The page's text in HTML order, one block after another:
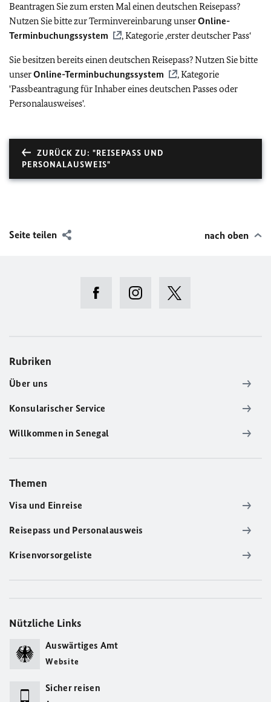
Beantragen Sie zum ersten Mal einen deutschen Reisepass?
Nutzen Sie bitte zur Terminvereinbarung unserOnline-
Terminbuchungssystem
, Kategorie ‚erster deutscher Pass‘
Sie besitzen bereits einen deutschen Reisepass? Nutzen Sie bitte
unserOnline-Terminbuchungssystem
, Kategorie
'Passbeantragung für Inhaber eines deutschen Passes oder
Personalausweises'.
ZURÜCK ZU: "REISEPASS UND
PERSONALAUSWEIS"
Seite teilen nach oben
Rubriken
Über uns
Konsularischer Service
Willkommen in Senegal
Themen
Visa und Einreise
Reisepass und Personalausweis
Krisenvorsorgeliste
Nützliche Links
Auswärtiges Amt
Website
Sicher reisen